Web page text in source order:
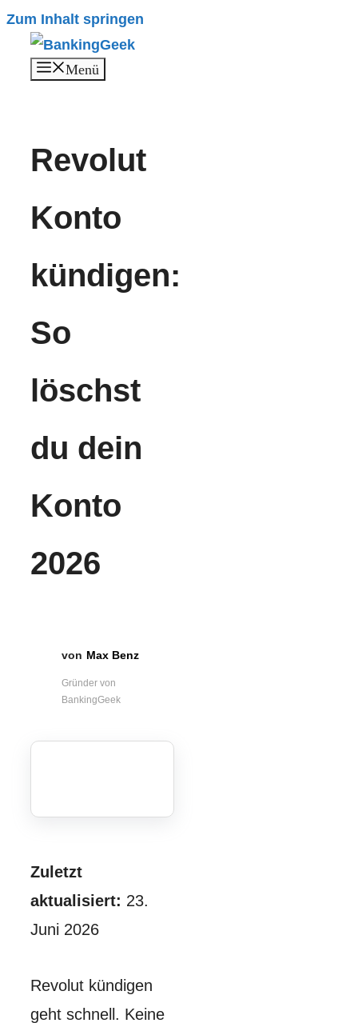
Zum Inhalt springen
Menü
Revolut
Konto
kündigen:
So
löschst
du dein
Konto
2026
Max Benz
Gründer von
BankingGeek
Zuletzt
aktualisiert: 23.
Juni 2026
Revolut kündigen
geht schnell. Keine